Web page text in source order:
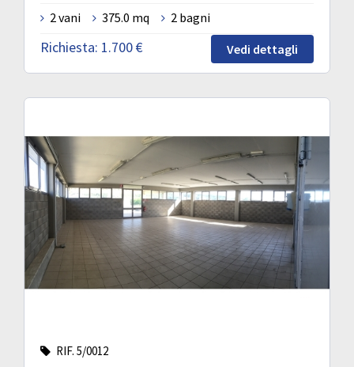
2 vani
375.0 mq 2 bagni
Richiesta: 1.700 € Vedi dettagli
RIF. 5/0012